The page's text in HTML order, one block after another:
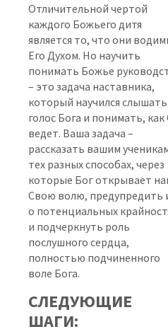
Отличительной чертой
каждого Божьего дитя
является то, что они
Его Духом. Но научить
понимать Божье
– это задача наставника,
который научился слышать
голос Бога и понимать, как
ведет. Ваша задача –
рассказать вашим
тех разных способах, через
которые Бог открывает
Свою волю, предупредить
о потенциальных
и подчеркнуть роль
послушного сердца,
полностью подчиненного
воле Бога.
СЛЕДУЮЩИЕ
ШАГИ: